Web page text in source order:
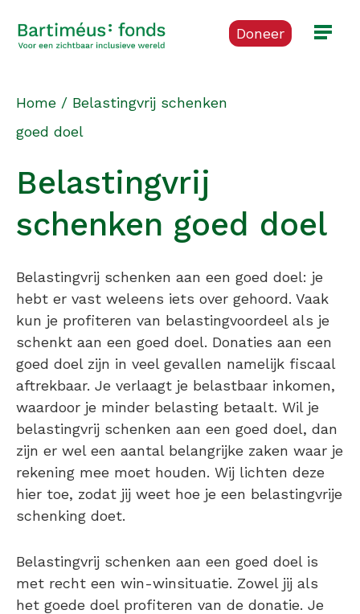
Doneer
Home / Belastingvrij schenken
goed doel
Belastingvrij
schenken goed doel
Belastingvrij schenken aan een goed doel: je
hebt er vast weleens iets over gehoord. Vaak
kun je profiteren van belastingvoordeel als je
schenkt aan een goed doel. Donaties aan een
goed doel zijn in veel gevallen namelijk fiscaal
aftrekbaar. Je verlaagt je belastbaar inkomen,
waardoor je minder belasting betaalt. Wil je
belastingvrij schenken aan een goed doel, dan
zijn er wel een aantal belangrijke zaken waar je
rekening mee moet houden. Wij lichten deze
hier toe, zodat jij weet hoe je een belastingvrije
schenking doet.
Belastingvrij schenken aan een goed doel is
met recht een win-winsituatie. Zowel jij als
het goede doel profiteren van de donatie. Je